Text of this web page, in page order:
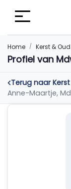
Home Kerst &
Profiel van
Terug naar
Anne-Maartje,